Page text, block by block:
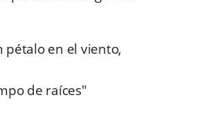
pétalo en el viento,
de raíces"